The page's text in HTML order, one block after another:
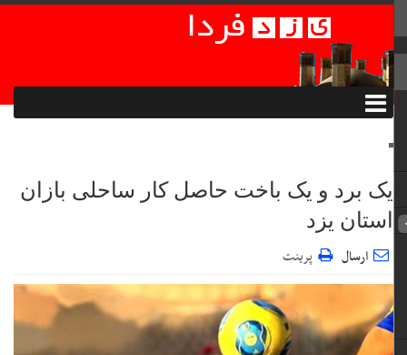
یک برد و یک باخت حاصل کار ساحلی بازان
استان یزد
ارسال پرینت